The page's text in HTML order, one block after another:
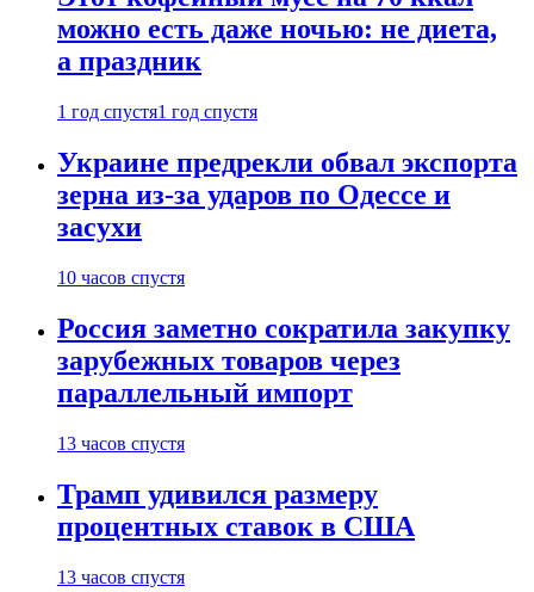
можно есть даже ночью: не диета,
а праздник
1 год спустя1 год спустя
Украине предрекли обвал экспорта
зерна из-за ударов по Одессе и
засухи
10 часов спустя
Россия заметно сократила закупку
зарубежных товаров через
параллельный импорт
13 часов спустя
Трамп удивился размеру
процентных ставок в США
13 часов спустя